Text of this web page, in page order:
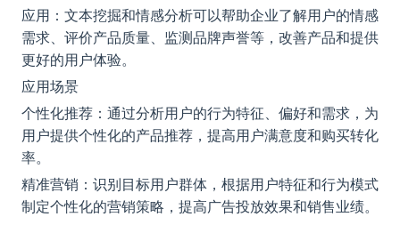
应用：文本挖掘和情感分析可以帮助企业了解用户的情感
需求、评价产品质量、监测品牌声誉等，改善产品和提供
更好的用户体验。
应用场景
个性化推荐：通过分析用户的行为特征、偏好和需求，为
用户提供个性化的产品推荐，提高用户满意度和购买转化
率。
精准营销：识别目标用户群体，根据用户特征和行为模式
制定个性化的营销策略，提高广告投放效果和销售业绩。